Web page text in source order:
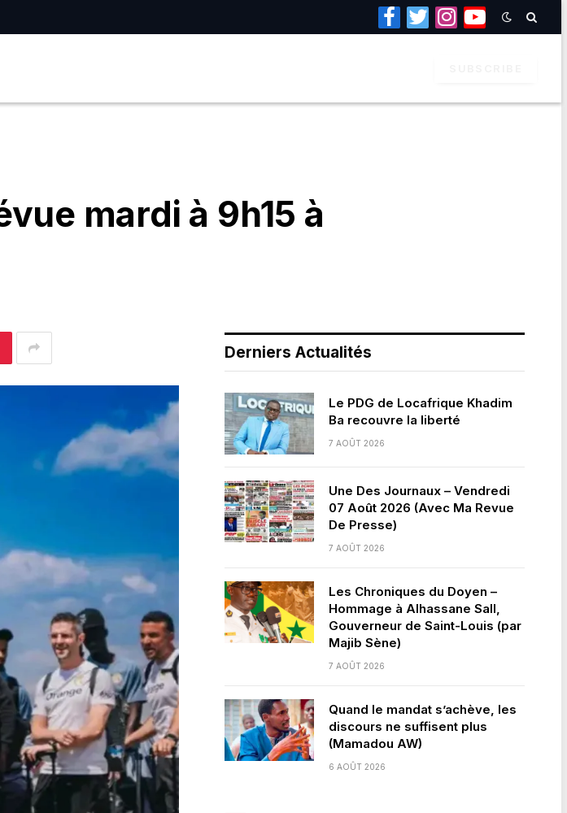
Facebook
TwitterInstagramYouTube
mardi à 9h15 à
Derniers Actualités
Le PDG de Locafrique Khadim
Ba recouvre la liberté
7 AOÛT 2026
Une Des Journaux – Vendredi
07 Août 2026 (Avec Ma Revue
De Presse)
7 AOÛT 2026
Les Chroniques du Doyen –
Hommage à Alhassane Sall,
Gouverneur de Saint-Louis (par
Majib Sène)
7 AOÛT 2026
Quand le mandat s’achève, les
discours ne suffisent plus
(Mamadou AW)
6 AOÛT 2026